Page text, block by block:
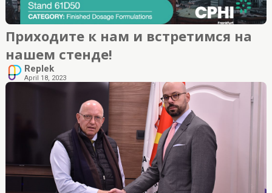
Приходите к нам и встретимся на
нашем стенде!
Replek
April 18, 2023